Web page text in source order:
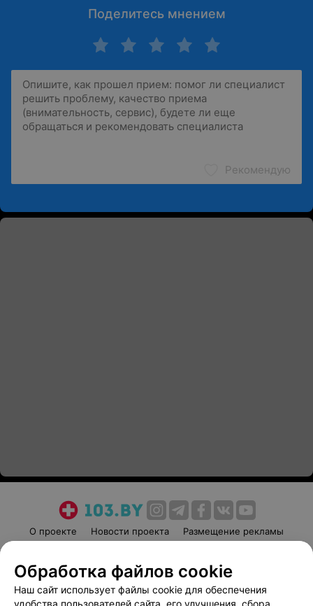
Поделитесь мнением
Рекомендую
О проекте Новости проекта
Размещение рекламы
Пользовательское соглашение
Способы оплаты
Вакансии
Партнеры
Обработка файлов cookie
Наш сайт использует файлы cookie для обеспечения
удобства пользователей сайта, его улучшения, сбора